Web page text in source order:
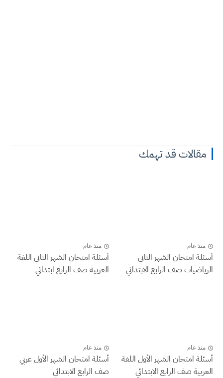
مقالات قد تهمك
منذ عام
أسئلة امتحان الشهر الثاني
الرياضيات صف الرابع الابتدائي
منذ عام
أسئلة امتحان الشهر الثاني اللغة
العربية صف الرابع ابتدائي
منذ عام
أسئلة امتحان الشهر الأول اللغة
العربية صف الرابع الابتدائي
منذ عام
أسئلة امتحان الشهر الأول عربي
صف الرابع الابتدائي